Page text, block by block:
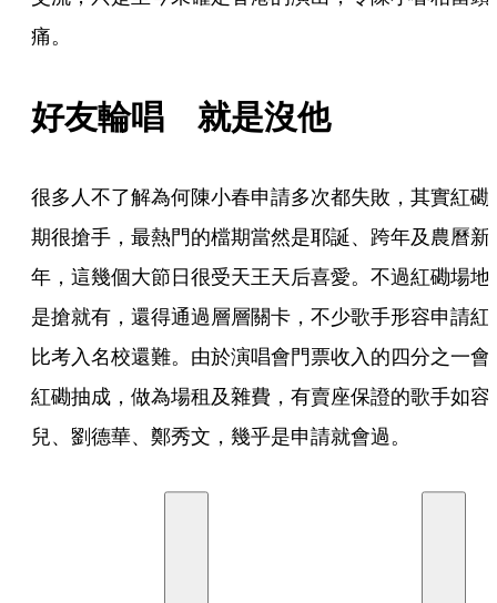
痛。
好友輪唱　就是沒他
很多人不了解為何陳小春申請多次都失敗，其實紅磡
期很搶手，最熱門的檔期當然是耶誕、跨年及農曆新
年，這幾個大節日很受天王天后喜愛。不過紅磡場地
是搶就有，還得通過層層關卡，不少歌手形容申請紅
比考入名校還難。由於演唱會門票收入的四分之一會
紅磡抽成，做為場租及雜費，有賣座保證的歌手如容
兒、劉德華、鄭秀文，幾乎是申請就會過。